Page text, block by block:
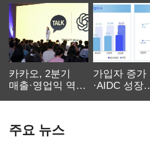
카카오, 2분기
매출·영업익 역대
가입자 증가
·AIDC 성장
주요 뉴스